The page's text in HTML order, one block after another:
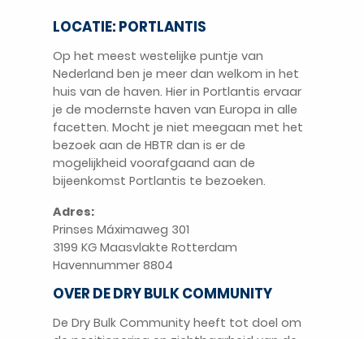
LOCATIE: PORTLANTIS
Op het meest westelijke puntje van
Nederland ben je meer dan welkom in het
huis van de haven. Hier in Portlantis ervaar
je de modernste haven van Europa in alle
facetten. Mocht je niet meegaan met het
bezoek aan de HBTR dan is er de
mogelijkheid voorafgaand aan de
bijeenkomst Portlantis te bezoeken.
Adres:
Prinses Máximaweg 301
3199 KG Maasvlakte Rotterdam
Havennummer 8804
OVER DE DRY BULK COMMUNITY
De Dry Bulk Community heeft tot doel om